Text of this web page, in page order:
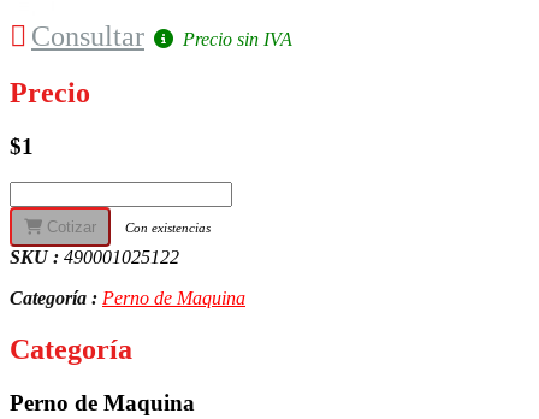
Consultar Precio sin IVA
Precio
$1
Cotizar Con existencias
SKU : 490001025122
Categoría : Perno de Maquina
Categoría
Perno de Maquina